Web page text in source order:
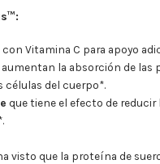
:
conVitamina C para apoyo
aumentan la absorción de
células del cuerpo*.
que tiene el efecto de
visto que la proteína de